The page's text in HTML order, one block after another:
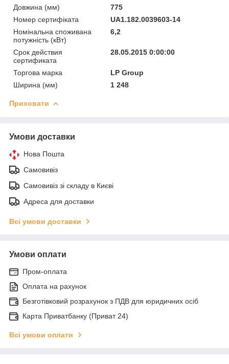
Довжина (мм)
775
Номер сертифіката
UA1.182.0039603-14
Номінальна споживана
потужність (кВт)
6,2
Срок действия
сертификата
28.05.2015 0:00:00
Торгова марка
LP Group
Ширина (мм)
1 248
Приховати
Умови доставки
Нова Пошта
Самовивіз
Самовивіз зі складу в Києві
Адреса для доставки
Всі умови доставки
Умови оплати
Пром-оплата
Оплата на рахунок
Безготівковий розрахунок з ПДВ для юридичних осіб
Карта Приватбанку (Приват 24)
Всі умови оплати